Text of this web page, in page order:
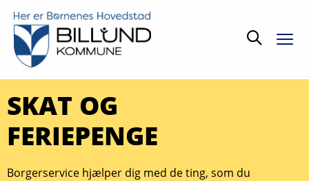
Søg
SKAT OG
FERIEPENGE
Borgerservice hjælper dig med de ting, som du